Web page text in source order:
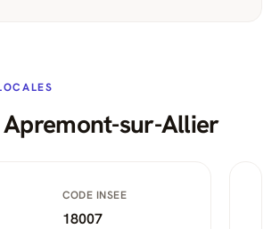
sur-Allier
CODE INSEE
18007